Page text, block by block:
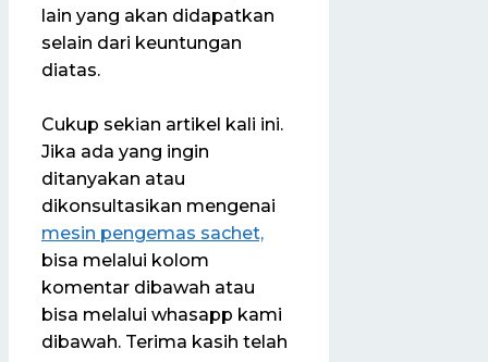
lain yang akan didapatkan
selain dari keuntungan
diatas.
Cukup sekian artikel kali ini.
Jika ada yang ingin
ditanyakan atau
dikonsultasikan mengenai
mesin pengemas sachet,
bisa melalui kolom
komentar dibawah atau
bisa melalui whasapp kami
dibawah. Terima kasih telah